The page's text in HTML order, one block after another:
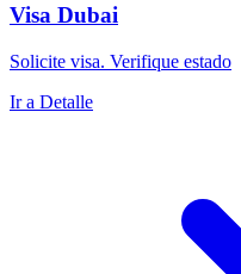
Visa Dubai
Solicite visa. Verifique estado
Ir a Detalle